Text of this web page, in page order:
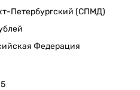
Петербургский (СПМД)
Федерация